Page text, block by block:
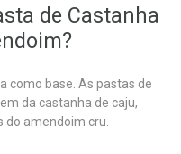
de Castanha
como base. As pastas de
da castanha de caju,
amendoim cru.